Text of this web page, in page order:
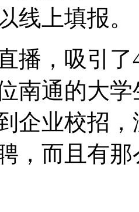
线上填报。
播，吸引
南通的大
企业校招
，而且有